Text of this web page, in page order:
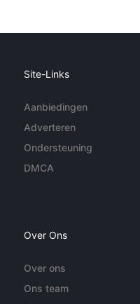
Site-Links
Aanbiedingen
Adverteren
Ondersteuning
DMCA
Over Ons
Over ons
Ons team